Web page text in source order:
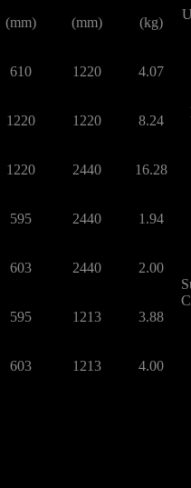
(mm)
(mm)
(kg)
610 1220 4.07
1220 1220 8.24
1220 2440 16.28
595 2440 1.94
603 2440 2.00
595 1213 3.88
603 1213 4.00